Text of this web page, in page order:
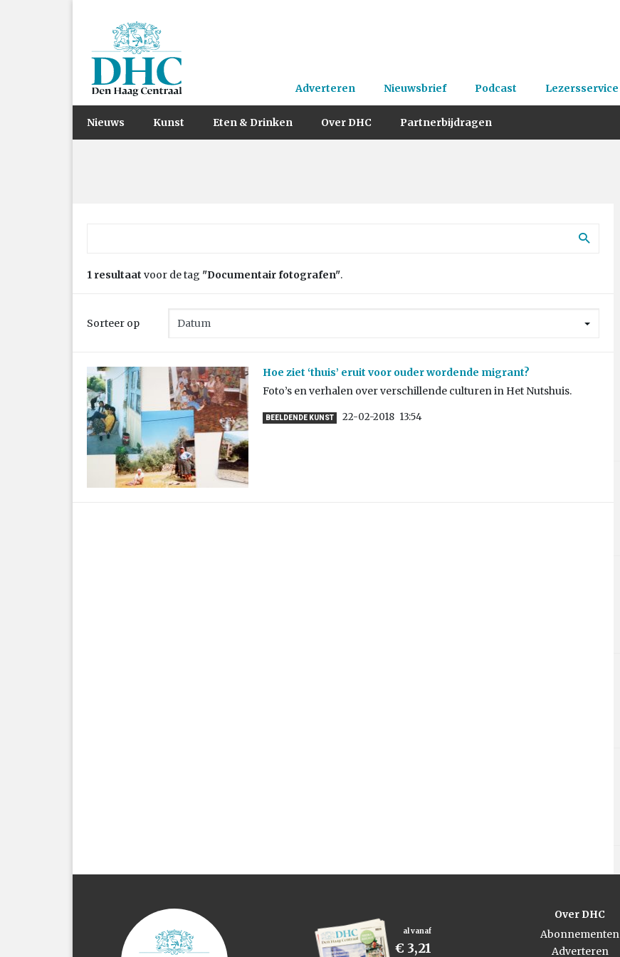
Adverteren Nieuwsbrief Podcast Lezersservice
Nieuws Kunst Eten & Drinken Over DHC Partnerbijdragen
1 resultaat voor de tag "Documentair fotografen".
Sorteer op
Hoe ziet ‘thuis’ eruit voor ouder wordende migrant?
Foto’s en verhalen over verschillende culturen in Het Nutshuis.
BEELDENDE KUNST 22-02-2018 13:54
al vanaf
€ 3,21
Over DHC
Abonnementen
Adverteren